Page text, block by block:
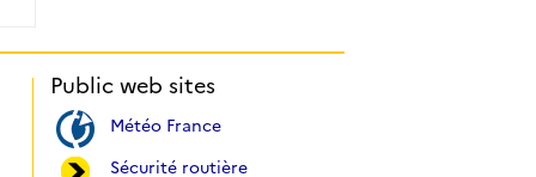
Public web sites
Météo France
Sécurité routière